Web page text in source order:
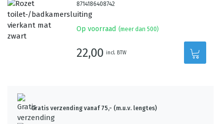
8714186408742
Op voorraad (meer dan 500)
22,00 incl. BTW
Gratis verzending vanaf 75,- (m.u.v. lengtes)